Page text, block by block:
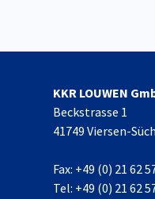
KKR LOUWEN
Beckstrasse 1
41749 Viersen-
Fax: +49 (0) 21 62
Tel: +49 (0) 21 62